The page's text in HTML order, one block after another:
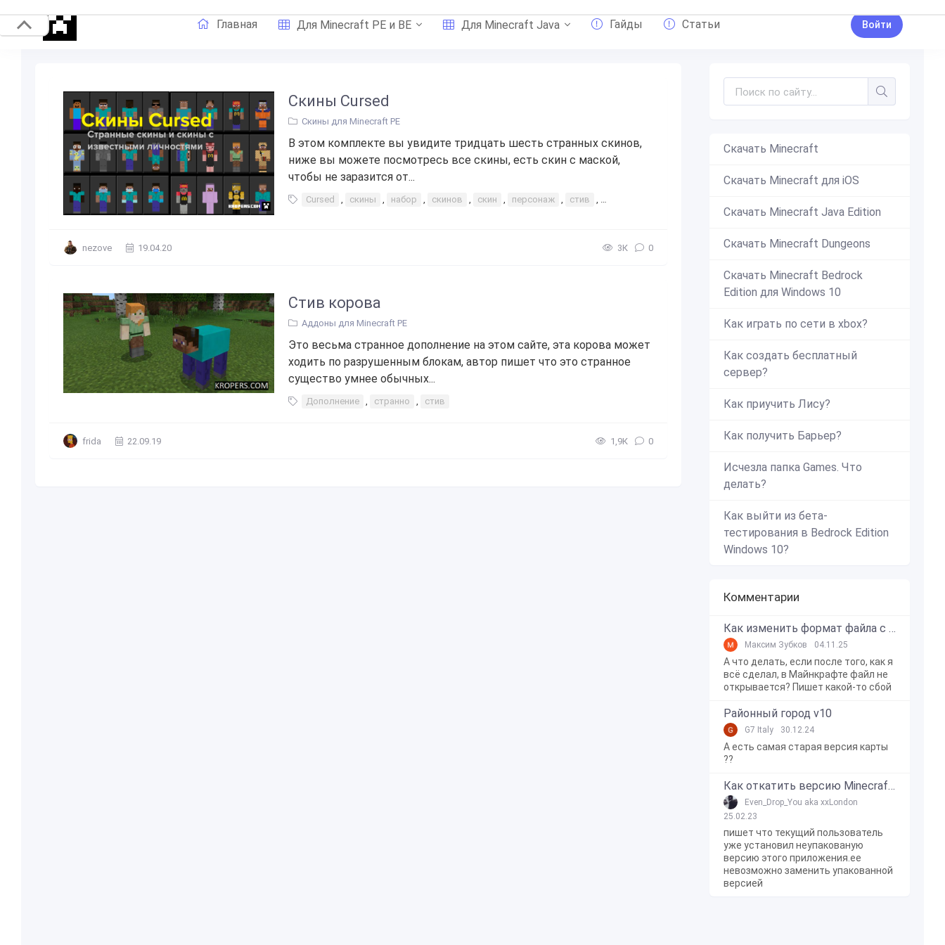
Главная Для Minecraft PE и BE Для Minecraft Java Гайды Статьи Войти
Скины Cursed
Скины для Minecraft PE
В этом комплекте вы увидите тридцать шесть странных скинов,
ниже вы можете посмотресь все скины, есть скин с маской,
чтобы не заразится от...
Cursed , скины , набор , скинов , скин , персонаж , стив , Скачать Набор скинов Cursed для Minecraft PE
nezove 19.04.20 3К 0
Стив корова
Аддоны для Minecraft PE
Это весьма странное дополнение на этом сайте, эта корова может
ходить по разрушенным блокам, автор пишет что это странное
существо умнее обычных...
Дополнение , странно , стив
frida 22.09.19 1,9К 0
Скачать Minecraft
Скачать Minecraft для iOS
Скачать Minecraft Java Edition
Скачать Minecraft Dungeons
Скачать Minecraft Bedrock
Edition для Windows 10
Как играть по сети в xbox?
Как создать бесплатный
сервер?
Как приучить Лису?
Как получить Барьер?
Исчезла папка Games. Что
делать?
Как выйти из бета-
тестирования в Bedrock Edition
Windows 10?
Комментарии
Как изменить формат файла с zip в mcworld?
Максим Зубков 04.11.25
А что делать, если после того, как я
всё сделал, в Майнкрафте файл не
открывается? Пишет какой-то сбой
Районный город v10
G7 Italy 30.12.24
А есть самая старая версия карты
??
Как откатить версию Minecraft Bedrock Edition на Windows 10?
Even_Drop_You aka xxLondon
25.02.23
пишет что текущий пользователь
уже установил неупакованую
версию этого приложения.ее
невозможно заменить упакованной
версией